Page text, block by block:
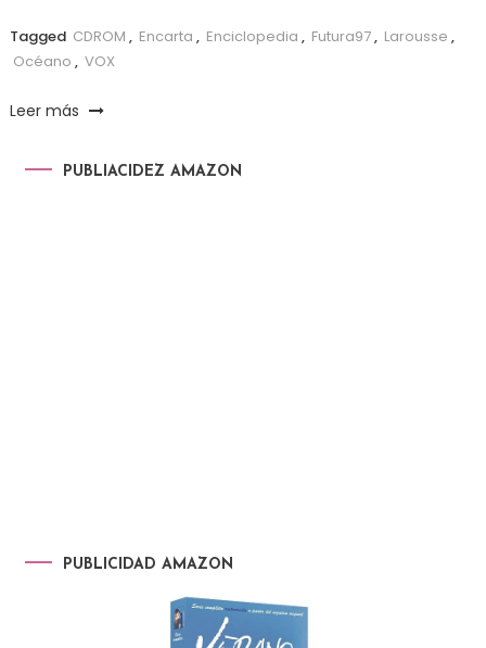
Tagged CDROM , Encarta , Enciclopedia , Futura97, Larousse ,
Océano , VOX
Leer más
PUBLIACIDEZ AMAZON
PUBLICIDAD AMAZON